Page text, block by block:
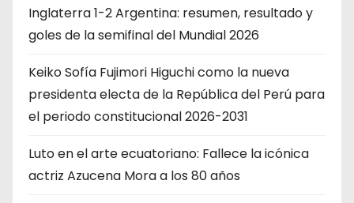
Inglaterra 1-2 Argentina: resumen, resultado y
goles de la semifinal del Mundial 2026
Keiko Sofía Fujimori Higuchi como la nueva
presidenta electa de la República del Perú para
el periodo constitucional 2026-2031
Luto en el arte ecuatoriano: Fallece la icónica
actriz Azucena Mora a los 80 años